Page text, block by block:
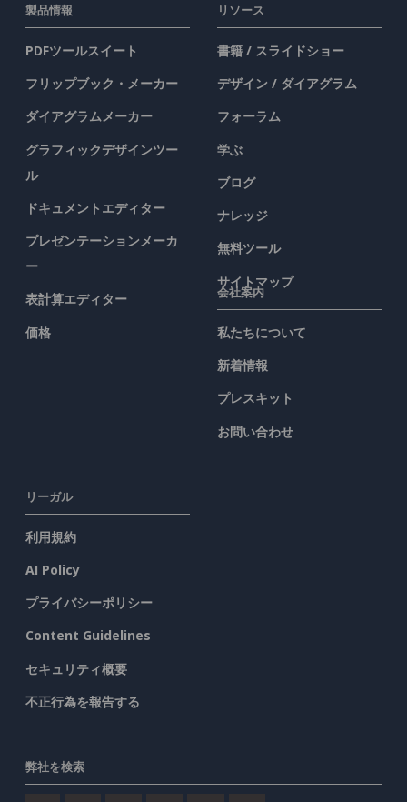
製品情報
PDFツールスイート
フリップブック・メーカー
ダイアグラムメーカー
グラフィックデザインツー
ル
ドキュメントエディター
プレゼンテーションメーカ
ー
表計算エディター
価格
リソース
書籍 / スライドショー
デザイン / ダイアグラム
フォーラム
学ぶ
ブログ
ナレッジ
無料ツール
サイトマップ
会社案内
私たちについて
新着情報
プレスキット
お問い合わせ
リーガル
利用規約
AI Policy
プライバシーポリシー
Content Guidelines
セキュリティ概要
不正行為を報告する
弊社を検索